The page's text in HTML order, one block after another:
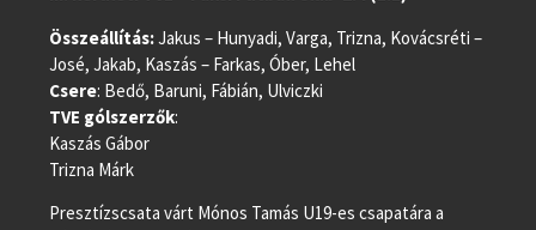
Összeállítás:Jakus – Hunyadi, Varga, Trizna, Kovácsréti –
José, Jakab, Kaszás – Farkas, Óber, Lehel
Csere: Bedő, Baruni, Fábián, Ulviczki
TVE gólszerzők:
Kaszás Gábor
Trizna Márk
Presztízscsata várt Mónos Tamás U19-es csapatára a